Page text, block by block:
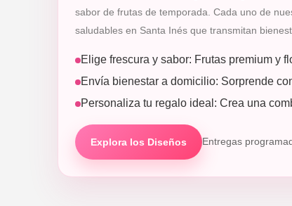
sabor de frutas de temporada. Cada uno de
saludables en Santa Inés que transmitan
Elige frescura y sabor: Frutas premium y
Envía bienestar a domicilio: Sorprende
Personaliza tu regalo ideal: Crea una
Explora los Diseños Entregas